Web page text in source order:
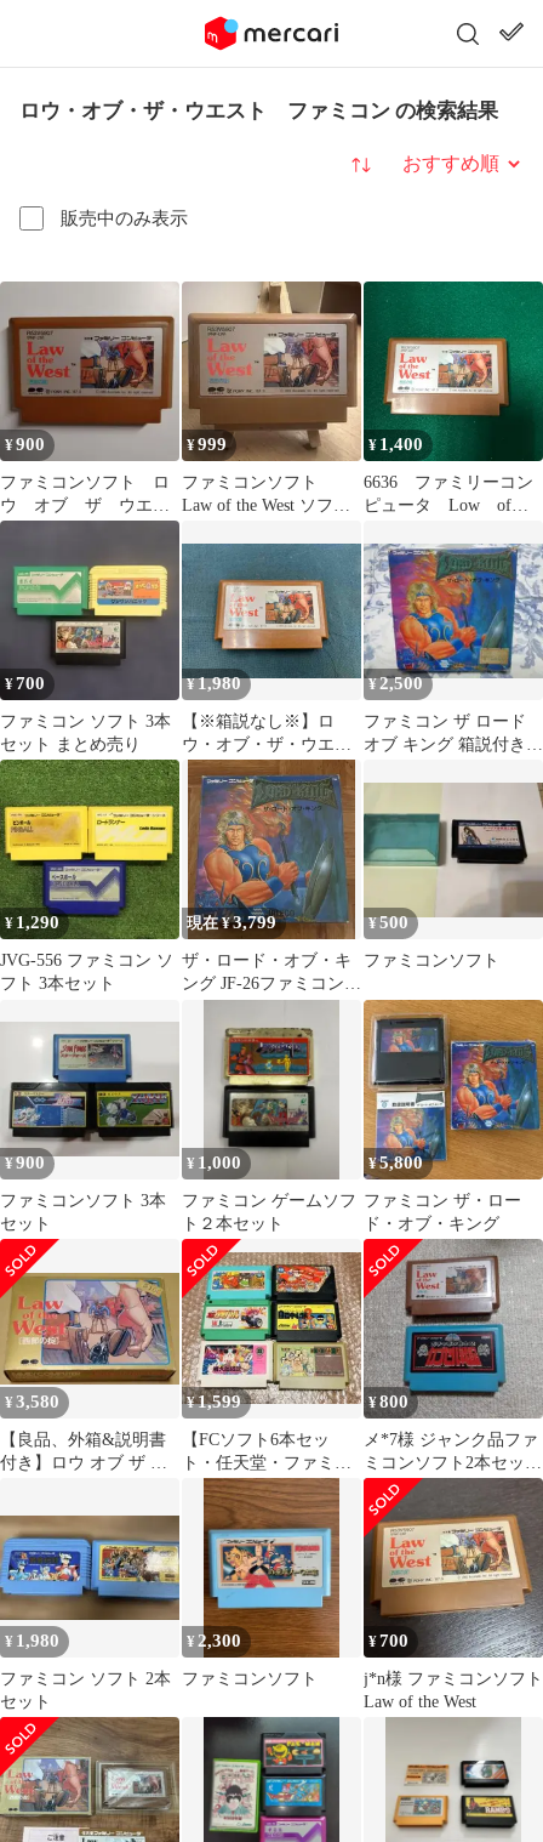
ロウ・オブ・ザ・ウエスト ファミコン の検索結果
販売中のみ表示
並び替え
¥900
ファミコンソフト ロ
ウ オブ ザ ウエス
ト
¥999
ファミコンソフト
Law of the West ソフト
¥ 1,400
6636 ファミリーコン
ピュータ Low of
¥700
ファミコン ソフト 3本
セット まとめ売り
¥1,980
【※箱説なし※】ロ
ウ・オブ・ザ・ウエス
ト
¥2,500
ファミコン ザ ロード
オブ キング 箱説付き
¥ 1,290
￼JVG-556 ファミコン ソ
フト 3本セット
現在 ¥3,799
ザ・ロード・オブ・キ
ング JF-26ファミコン
¥500
ファミコンソフト
¥900
ファミコンソフト 3本
セット
¥ 1,000
ファミコン ゲームソフ
ト２本セット
¥5,800
ファミコン ザ・ロー
ド・オブ・キング
¥3,580
【良品、外箱&説明書
付き】ロウ オブ ザ ウ
¥1,599
【FCソフト6本セッ
ト・任天堂・ファミコ
ン】wow
¥800
メ*7様 ジャンク品ファ
ミコンソフト2本セット
ロウオブザウエスト西
部の掟ガチャ
¥ 1,980
ファミコン ソフト 2本
セット
¥ 2,300
ファミコンソフト
¥700
j*n様 ファミコンソフト
Law of the West